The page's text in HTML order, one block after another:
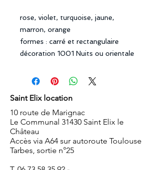
rose, violet, turquoise, jaune,
marron, orange
formes : carré et rectangulaire
décoration 1001 Nuits ou orientale
Saint Elix location
10 route de Marignac
Le Communal 31430 Saint Elix le
Château
Accès via A64 sur autoroute Toulouse
Tarbes, sortie n°25